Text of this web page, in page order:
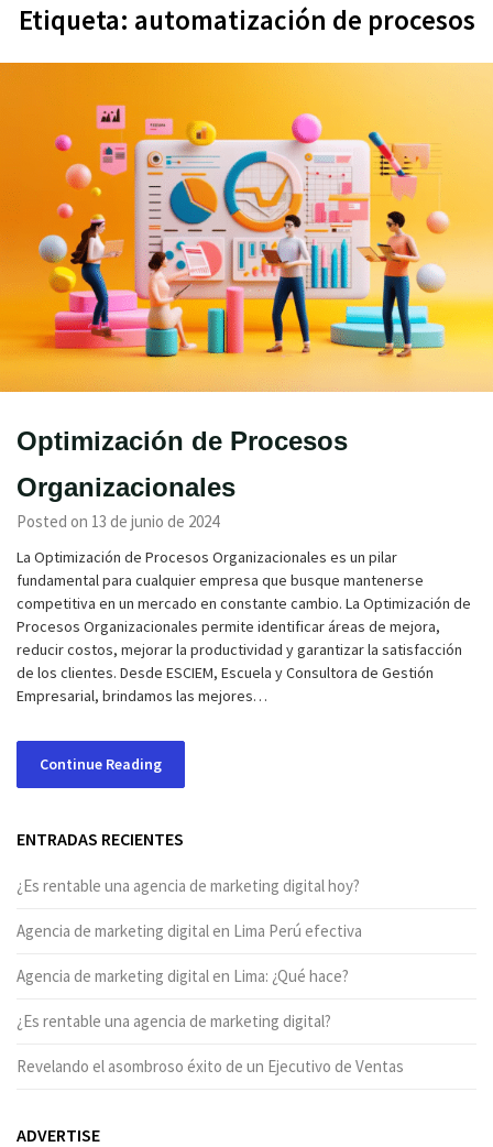
Etiqueta: automatización de procesos
Optimización de Procesos
Organizacionales
Posted on 13 de junio de 2024
La Optimización de Procesos Organizacionales es un pilar
fundamental para cualquier empresa que busque mantenerse
competitiva en un mercado en constante cambio. La Optimización de
Procesos Organizacionales permite identificar áreas de mejora,
reducir costos, mejorar la productividad y garantizar la satisfacción
de los clientes. Desde ESCIEM, Escuela y Consultora de Gestión
Empresarial, brindamos las mejores…
Continue Reading
ENTRADAS RECIENTES
¿Es rentable una agencia de marketing digital hoy?
Agencia de marketing digital en Lima Perú efectiva
Agencia de marketing digital en Lima: ¿Qué hace?
¿Es rentable una agencia de marketing digital?
Revelando el asombroso éxito de un Ejecutivo de Ventas
ADVERTISE